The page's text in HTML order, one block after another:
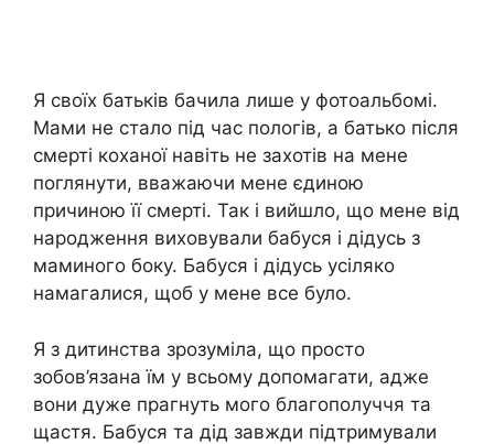
Я своїх батьків бачила лише у фотоальбомі.
Мами не стало під час пологів, а батько після
смерті коханої навіть не захотів на мене
поглянути, вважаючи мене єдиною
причиною її смерті. Так і вийшло, що мене від
народження виховували бабуся і дідусь з
маминого боку. Бабуся і дідусь усіляко
намагалися, щоб у мене все було.
Я з дитинства зрозуміла, що просто
зобов’язана їм у всьому допомагати, адже
вони дуже прагнуть мого благополуччя та
щастя. Бабуся та дід завжди підтримували